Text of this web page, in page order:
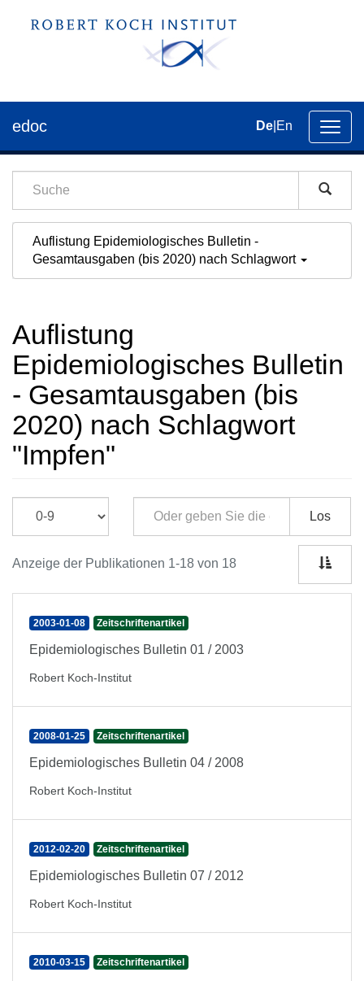
der
edoc De En
Auflistung Epidemiologisches Bulletin -
Gesamtausgaben (bis 2020) nach Schlagwort
Auflistung
Epidemiologisches Bulletin
- Gesamtausgaben (bis
2020) nach Schlagwort
"Impfen"
Los
Anzeige der Publikationen 1-18 von 18
2003-01-08 Zeitschriftenartikel
Epidemiologisches Bulletin 01 / 2003
Robert Koch-Institut
2008-01-25 Zeitschriftenartikel
Epidemiologisches Bulletin 04 / 2008
Robert Koch-Institut
2012-02-20 Zeitschriftenartikel
Epidemiologisches Bulletin 07 / 2012
Robert Koch-Institut
2010-03-15 Zeitschriftenartikel